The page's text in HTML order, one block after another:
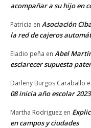
acompañar a su hijo en
Patricia en Asociación
la red de cajeros
Eladio peña en Abel
esclarecer supuesta
Darleny Burgos Caraballo
08 inicia año escolar
Martha Rodriguez en
en campos y ciudades